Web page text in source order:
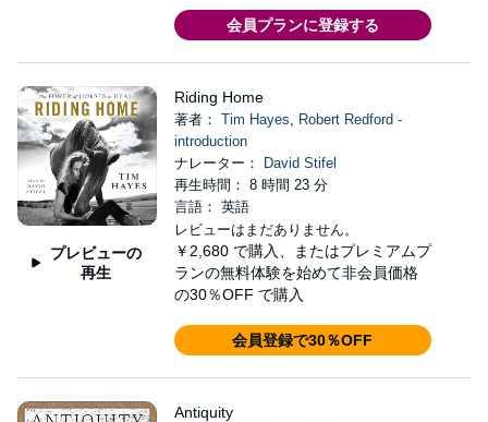
会員プランに登録する
プレビューの
再生
Riding Home
著者： Tim Hayes, Robert Redford -
introduction
ナレーター：
David Stifel
再生時間： 8 時間 23 分
言語： 英語
レビューはまだありません。
￥2,680 で購入、またはプレミアムプ
ランの無料体験を始めて非会員価格
の30％OFF で購入
会員登録で30％OFF
Antiquity